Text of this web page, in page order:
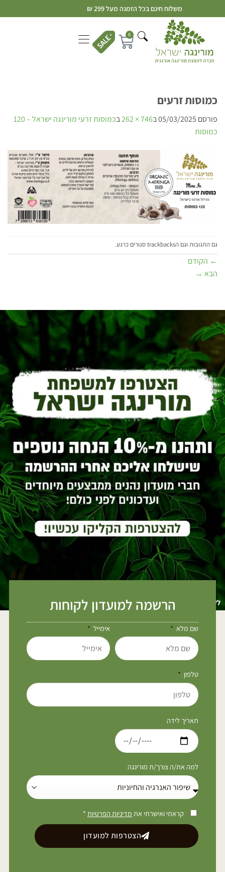
משלוח חינם בכל הזמנה מעל 299 ₪
0
כמוסות זרעים
פורסם 05/03/2025ב746 × 262 ב
כמוסות זרעי מורינגה ישראל – 120
כמוסות
גם התגובות וגם הtrackbacks סגורים כרגע.
← הקודם
הבא →
הרשמה למועדון לקוחות
שם מלא אימייל
טלפון
תאריך לידה
למה את/ה צורך/ת מורינגה
קראתי ואישרתי את מדיניות הפרטיות *
הצטרפות למועדון